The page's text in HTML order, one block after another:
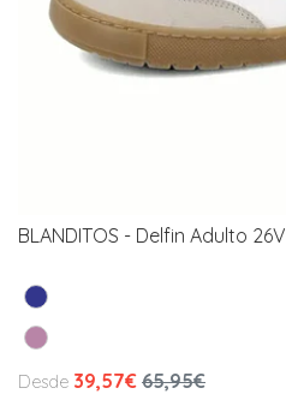
BLANDITOS - Delfin Adulto 26V
Desde 39,57€ 65,95€